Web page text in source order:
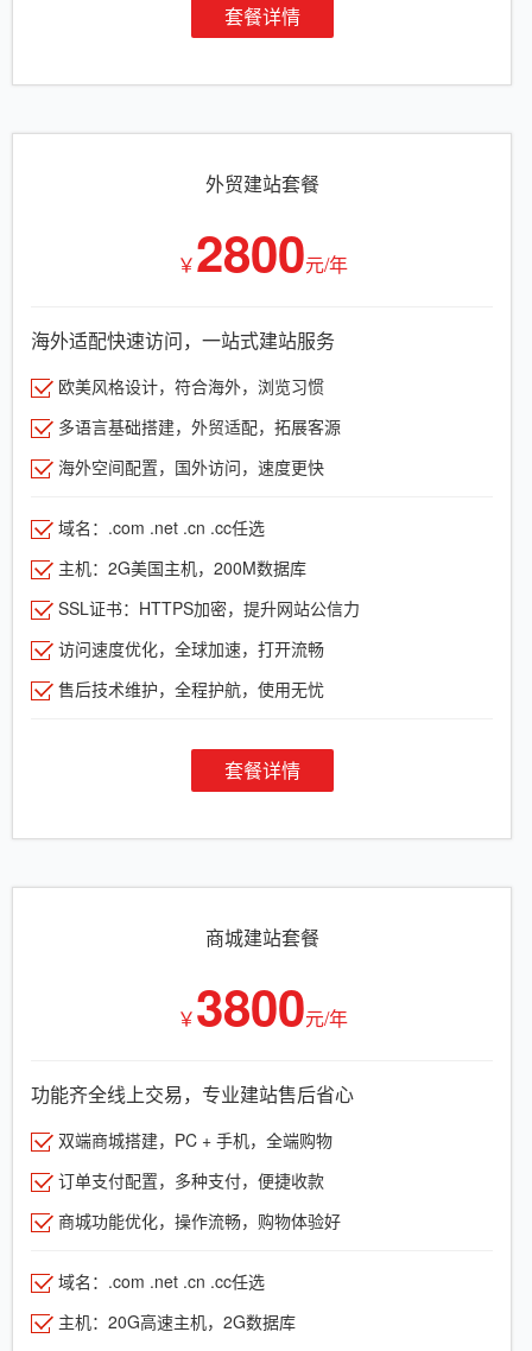
套餐详情
外贸建站套餐
￥2800元/年
海外适配快速访问，一站式建站服务
欧美风格设计，符合海外，浏览习惯
多语言基础搭建，外贸适配，拓展客源
海外空间配置，国外访问，速度更快
域名：.com .net .cn .cc任选
主机：2G美国主机，200M数据库
SSL证书：HTTPS加密，提升网站公信力
访问速度优化，全球加速，打开流畅
售后技术维护，全程护航，使用无忧
套餐详情
商城建站套餐
￥3800元/年
功能齐全线上交易，专业建站售后省心
双端商城搭建，PC + 手机，全端购物
订单支付配置，多种支付，便捷收款
商城功能优化，操作流畅，购物体验好
域名：.com .net .cn .cc任选
主机：20G高速主机，2G数据库